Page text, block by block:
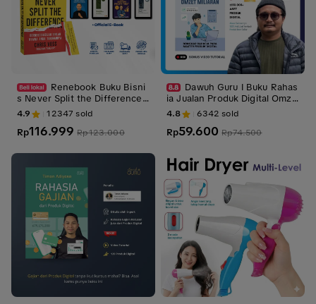
Renebook Buku Bisni
s Never Split the Difference
Bernegosiasilah Seolah Nyaw
a Anda Taruhannya Chris Vos
s bersama Tahl Raz
4.9 12347 sold
Rp116.999 Rp123.000
Dawuh Guru I Buku Rahas
ia Jualan Produk Digital Omze
t Miliaran I Ali Adhim
4.8 6342 sold
Rp59.600 Rp74.500